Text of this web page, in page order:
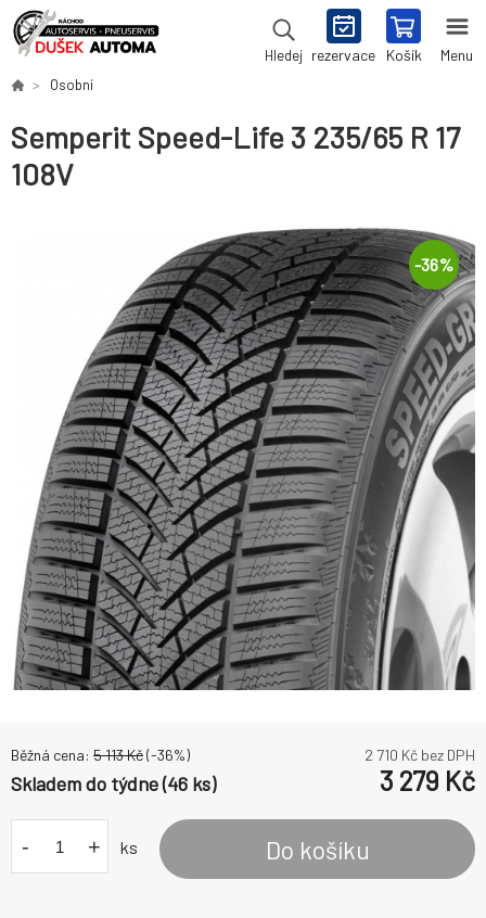
Hledej rezervace Košík Menu
Osobní
Semperit Speed-Life 3 235/65 R 17
108V
-36%
Běžná cena: 5 113Kč(-36%) 2 710 Kč bez DPH
Skladem do týdne (46 ks) 3 279 Kč
- + ks Do košíku